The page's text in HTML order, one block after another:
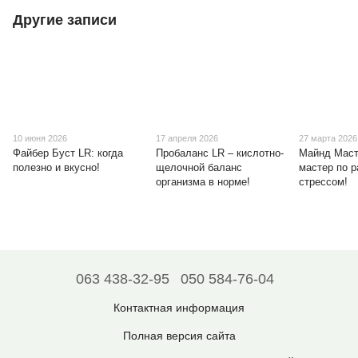
Другие записи
10 июня 2026
Файбер Буст LR: когда
полезно и вкусно!
17 апреля 2026
Пробаланс LR – кислотно-
щелочной баланс
организма в норме!
27 марта 2026
Майнд
мастер по
стрессом!
063 438-32-95 050 584-76-04
Контактная информация
Полная версия сайта